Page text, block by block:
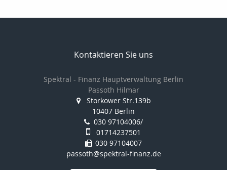
Kontaktieren Sie uns
Spektral - Finanz Hauptverwaltung Berlin
Passoth Hilmar
Storkower Str.139b
10407 Berlin
030 97104006/
01714237501
030 97104007
passoth@spektral-finanz.de